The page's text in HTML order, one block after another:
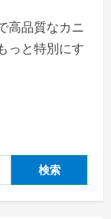
高品質なカニ
っと特別にす